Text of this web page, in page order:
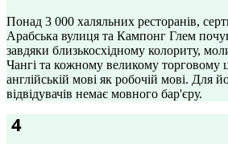
Понад 3 000 халяльних ресторанів,
Арабська вулиця та Кампонг Глем
завдяки близькосхідному колориту,
Чангі та кожному великому торговому
англійській мові як робочій мові. Для
відвідувачів немає мовного бар'єру.
4